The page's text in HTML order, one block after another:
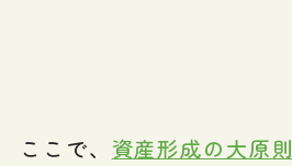
ここで、 資産形成の大原則